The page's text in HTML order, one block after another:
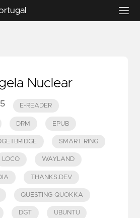
Nuclear
E-READER
DRM EPUB
SMART RING
LOCO WAYLAND
THANKS.DEV
QUESTING QUOKKA
DGT UBUNTU